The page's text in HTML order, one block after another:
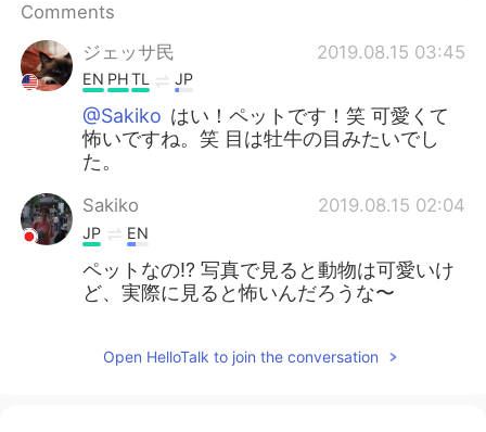
Comments
ジェッサ民
2019.08.15 03:45
EN PHTL JP
@Sakiko はい！ペットです！笑 可愛くて
怖いですね。笑 目は牡牛の目みたいでし
た。
Sakiko 2019.08.15 02:04
JP EN
ペットなの⁉️ 写真で見ると動物は可愛いけ
ど、実際に見ると怖いんだろうな〜
Open HelloTalk to join the conversation